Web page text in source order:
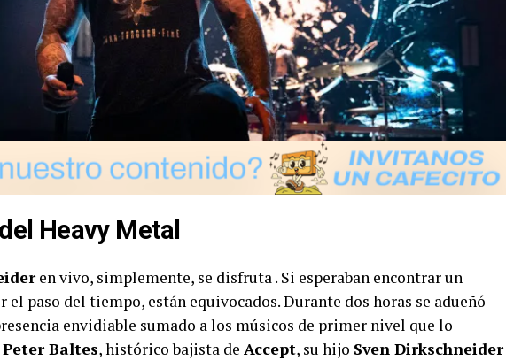
Heavy Metal
en vivo, simplemente, se disfruta . Si esperaban encontrar un
paso del tiempo, están equivocados. Durante dos horas se adueñó
envidiable sumado a los músicos de primer nivel que lo
Peter Baltes, histórico bajista de Accept, su hijo Sven Dirkschneider